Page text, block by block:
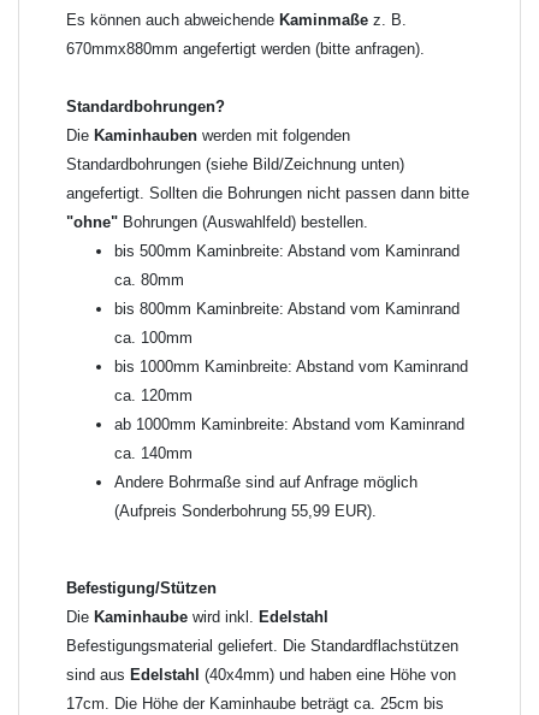
geliefert. Die Standardflachstützen sind ausEdelstahl
und haben eine Höhe von 17cm. Die Höhe der Kaminhaube
Stützen bis Höhe 450mm geliefert werden (Aufpreis 42,89 EUR).
Kaminkopfabdeckung
Kaminhaubewirdohne Kaminkopfabdeckunggeliefert.
Kaminkopfabdeckungenfinden Sie unter "Kaminabdeckung
Es stehen insgesamt 20 verschiedene Typen zur Auswahl. Bitte
Auswahlfeldangeben.
Standardhauben siehe Auswahlfeld : 01 Haus,03 Welle
(unser Topseller)
Laube, 13 Schwalbe, 14 Sattel Welle, 15 Welle 90° gedreht,
17 Dach, 18 Plafond 2, 19 S-Line, 20 Pult
Typ 07 (Welle hoch) und 08 (Doppel Welle) haben einen
Aufpreis von 20% (bitte anfragen - Bestellung nicht über
(Sauerland), 16 (Galicia) werden nur in Materialdicke
1,5mm hergestellt (Preis auf Anfrage = ca. 2-3-fache vom
1,5mm Standardpreis)
Es können auch abweichende Kaminmaße z. B.
670mmx880mm angefertigt werden (bitte anfragen).
Standardbohrungen?
Die Kaminhauben werden mit folgenden
Standardbohrungen (siehe Bild/Zeichnung unten)
angefertigt. Sollten die Bohrungen nicht passen dann bitte
"ohne" Bohrungen (Auswahlfeld) bestellen.
bis 500mm Kaminbreite: Abstand vom Kaminrand
ca. 80mm
bis 800mm Kaminbreite: Abstand vom Kaminrand
ca. 100mm
bis 1000mm Kaminbreite: Abstand vom Kaminrand
ca. 120mm
ab 1000mm Kaminbreite: Abstand vom Kaminrand
ca. 140mm
Andere Bohrmaße sind auf Anfrage möglich
(Aufpreis Sonderbohrung 55,99 EUR).
Befestigung/Stützen
Die Kaminhaube wird inkl. Edelstahl
Befestigungsmaterial geliefert. Die Standardflachstützen
sind aus Edelstahl (40x4mm) und haben eine Höhe von
17cm. Die Höhe der Kaminhaube beträgt ca. 25cm bis